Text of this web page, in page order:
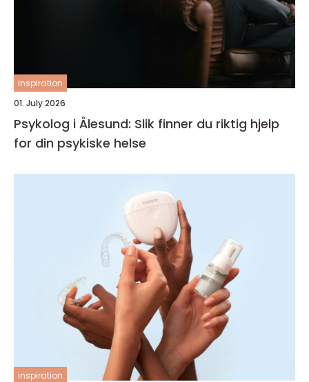
inspiration
01. July 2026
Psykolog i Ålesund: Slik finner du riktig hjelp
for din psykiske helse
inspiration